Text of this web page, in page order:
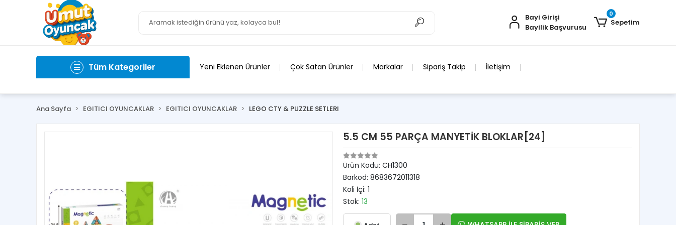
Bayi Girişi
Bayilik Başvurusu
0
Sepetim
Tüm Kategoriler Yeni Eklenen Ürünler Çok Satan Ürünler Markalar Sipariş Takip İletişim
Ana Sayfa EGITICI OYUNCAKLAR EGITICI OYUNCAKLAR LEGO CTY & PUZZLE SETLERI
5.5 CM 55 PARÇA MANYETİK BLOKLAR[24]
Ürün Kodu: CH1300
Barkod: 8683672011318
Koli İçi: 1
Stok: 13